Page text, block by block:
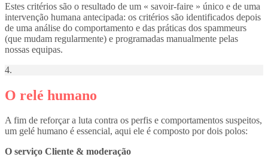
Estes critérios são o resultado de um « savoir-faire » único e de uma
intervenção humana antecipada: os critérios são identificados depois
de uma análise do comportamento e das práticas dos spammeurs
(que mudam regularmente) e programadas manualmente pelas
nossas equipas.
4.
O relé humano
A fim de reforçar a luta contra os perfis e comportamentos suspeitos,
um gelé humano é essencial, aqui ele é composto por dois polos:
O serviço Cliente & moderação